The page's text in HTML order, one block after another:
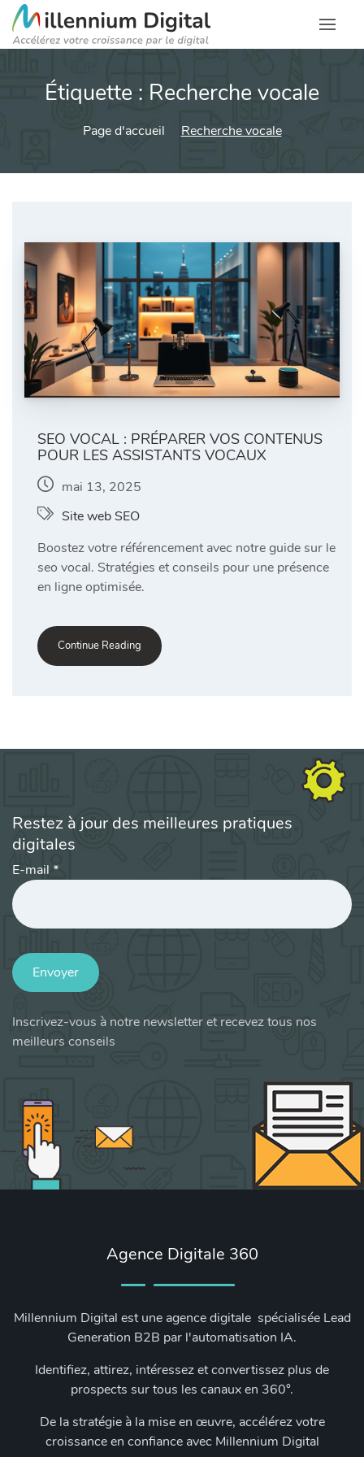
Étiquette : Recherche vocale
Page d'accueil Recherche vocale
SEO VOCAL : PRÉPARER VOS CONTENUS
POUR LES ASSISTANTS VOCAUX
mai 13, 2025
Site web SEO
Boostez votre référencement avec notre guide sur le
seo vocal. Stratégies et conseils pour une présence
en ligne optimisée.
Continue Reading
Restez à jour des meilleures pratiques
digitales
E-mail *
Envoyer
Inscrivez-vous à notre newsletter et recevez tous nos
meilleurs conseils
Agence Digitale 360
Millennium Digital est une agence digitale spécialisée Lead
Generation B2B par l'automatisation IA.
Identifiez, attirez, intéressez et convertissez plus de
prospects sur tous les canaux en 360°.
De la stratégie à la mise en œuvre, accélérez votre
croissance en confiance avec Millennium Digital